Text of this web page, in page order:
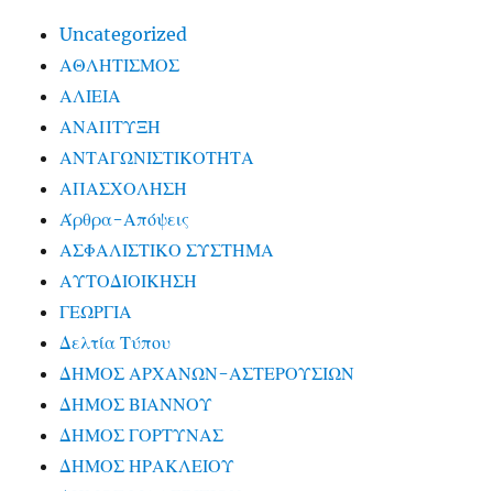
Uncategorized
ΑΘΛΗΤΙΣΜΟΣ
ΑΛΙΕΙΑ
ΑΝΑΠΤΥΞΗ
ΑΝΤΑΓΩΝΙΣΤΙΚΟΤΗΤΑ
ΑΠΑΣΧΟΛΗΣΗ
Άρθρα-Απόψεις
ΑΣΦΑΛΙΣΤΙΚΟ ΣΥΣΤΗΜΑ
ΑΥΤΟΔΙΟΙΚΗΣΗ
ΓΕΩΡΓΙΑ
Δελτία Τύπου
ΔΗΜΟΣ ΑΡΧΑΝΩΝ-ΑΣΤΕΡΟΥΣΙΩΝ
ΔΗΜΟΣ ΒΙΑΝΝΟΥ
ΔΗΜΟΣ ΓΟΡΤΥΝΑΣ
ΔΗΜΟΣ ΗΡΑΚΛΕΙΟΥ